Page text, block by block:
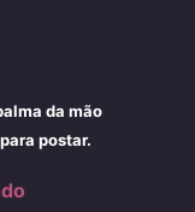
da mão
postar.